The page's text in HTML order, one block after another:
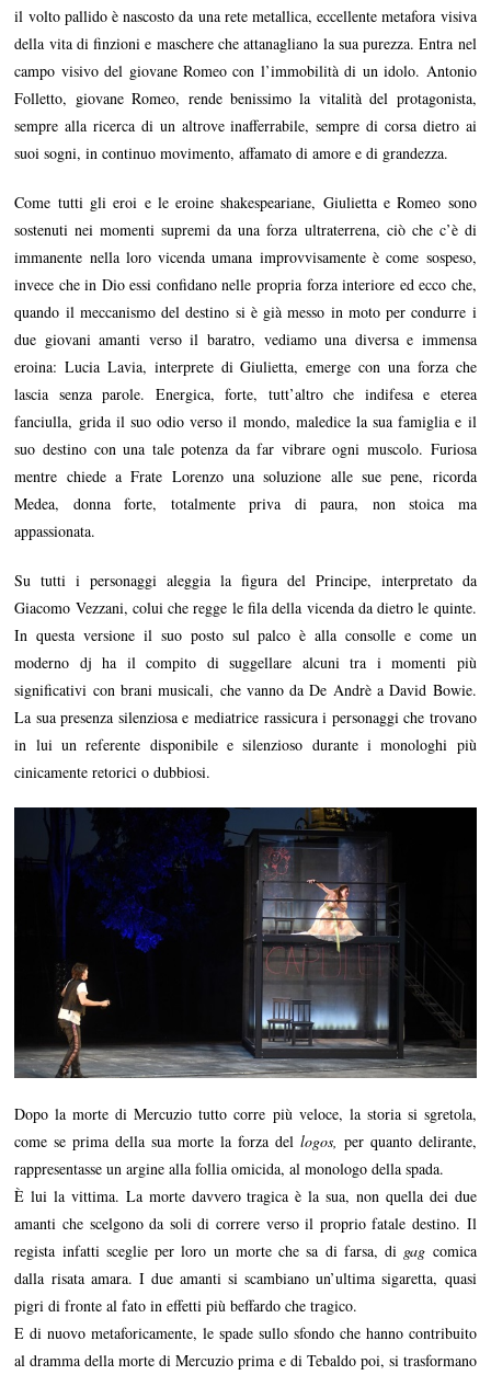
il volto pallido è nascosto da una rete metallica, eccellente metafora visiva
della vita di finzioni e maschere che attanagliano la sua purezza. Entra nel
campo visivo del giovane Romeo con l’immobilità di un idolo. Antonio
Folletto, giovane Romeo, rende benissimo la vitalità del protagonista,
sempre alla ricerca di un altrove inafferrabile, sempre di corsa dietro ai
suoi sogni, in continuo movimento, affamato di amore e di grandezza.
Come tutti gli eroi e le eroine shakespeariane, Giulietta e Romeo sono
sostenuti nei momenti supremi da una forza ultraterrena, ciò che c’è di
immanente nella loro vicenda umana improvvisamente è come sospeso,
invece che in Dio essi confidano nelle propria forza interiore ed ecco che,
quando il meccanismo del destino si è già messo in moto per condurre i
due giovani amanti verso il baratro, vediamo una diversa e immensa
eroina: Lucia Lavia, interprete di Giulietta, emerge con una forza che
lascia senza parole. Energica, forte, tutt’altro che indifesa e eterea
fanciulla, grida il suo odio verso il mondo, maledice la sua famiglia e il
suo destino con una tale potenza da far vibrare ogni muscolo. Furiosa
mentre chiede a Frate Lorenzo una soluzione alle sue pene, ricorda
Medea, donna forte, totalmente priva di paura, non stoica ma
appassionata.
Su tutti i personaggi aleggia la figura del Principe, interpretato da
Giacomo Vezzani, colui che regge le fila della vicenda da dietro le quinte.
In questa versione il suo posto sul palco è alla consolle e come un
moderno dj ha il compito di suggellare alcuni tra i momenti più
significativi con brani musicali, che vanno da De Andrè a David Bowie.
La sua presenza silenziosa e mediatrice rassicura i personaggi che trovano
in lui un referente disponibile e silenzioso durante i monologhi più
cinicamente retorici o dubbiosi.
Dopo la morte di Mercuzio tutto corre più veloce, la storia si sgretola,
come se prima della sua morte la forza del logos, per quanto delirante,
rappresentasse un argine alla follia omicida, al monologo della spada.
È lui la vittima. La morte davvero tragica è la sua, non quella dei due
amanti che scelgono da soli di correre verso il proprio fatale destino. Il
regista infatti sceglie per loro un morte che sa di farsa, di gag comica
dalla risata amara. I due amanti si scambiano un’ultima sigaretta, quasi
pigri di fronte al fato in effetti più beffardo che tragico.
E di nuovo metaforicamente, le spade sullo sfondo che hanno contribuito
al dramma della morte di Mercuzio prima e di Tebaldo poi, si trasformano